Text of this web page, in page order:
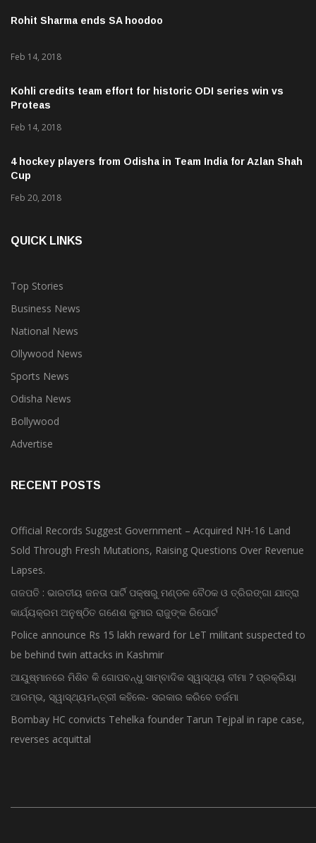
Rohit Sharma ends SA hoodoo
Feb 14, 2018
Kohli credits team effort for historic ODI series win vs
Proteas
Feb 14, 2018
4 hockey players from Odisha in Team India for Azlan Shah
Cup
Feb 20, 2018
QUICK LINKS
Top Stories
Business News
National News
Ollywood News
Sports News
Odisha News
Bollywood
Advertise
RECENT POSTS
Official Records Suggest Government – Acquired NH-16 Land
Sold Through Fresh Mutations, Raising Questions Over Revenue
Lapses.
ଗଜପତି : ଭାରତୀୟ ଜନତା ପାର୍ଟି ପକ୍ଷରୁ ମଣ୍ଡଳ ବୈଠକ ଓ ତ୍ରିରଙ୍ଗା ଯାତ୍ରା
କାର୍ଯ୍ୟକ୍ରମ ଅନୁଷ୍ଠିତ ଗଣେଶ କୁମାର ରାଜୁଙ୍କ ରିପୋର୍ଟ
Police announce Rs 15 lakh reward for LeT militant suspected to
be behind twin attacks in Kashmir
ଆୟୁଷ୍ମାନରେ ମିଶିବ କି ଗୋପବନ୍ଧୁ ସାମ୍ବାଦିକ ସ୍ୱାସ୍ଥ୍ୟ ବୀମା ? ପ୍ରକ୍ରିୟା
ଆରମ୍ଭ, ସ୍ୱାସ୍ଥ୍ୟମନ୍ତ୍ରୀ କହିଲେ- ସରକାର କରିବେ ତର୍ଜମା
Bombay HC convicts Tehelka founder Tarun Tejpal in rape case,
reverses acquittal